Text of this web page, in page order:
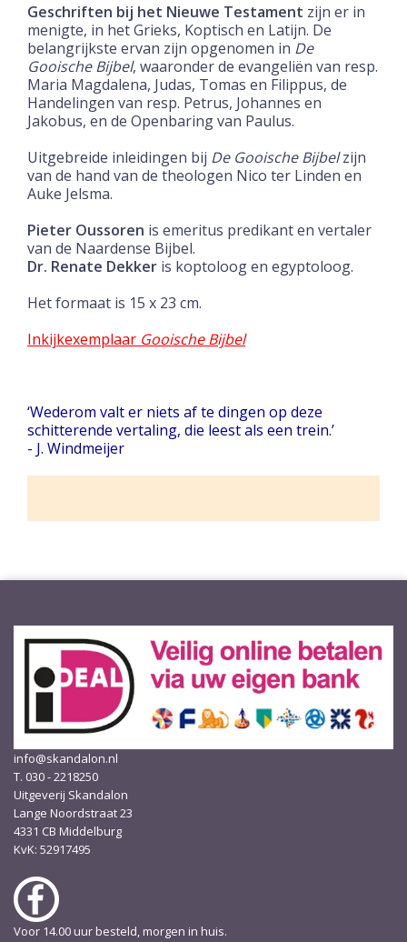
Geschriften bij het Nieuwe Testament zijn er in
menigte, in het Grieks, Koptisch en Latijn. De
belangrijkste ervan zijn opgenomen in De
Gooische Bijbel, waaronder de evangeliën van resp.
Maria Magdalena, Judas, Tomas en Filippus, de
Handelingen van resp. Petrus, Johannes en
Jakobus, en de Openbaring van Paulus.
Uitgebreide inleidingen bij De Gooische Bijbelzijn
van de hand van de theologen Nico ter Linden en
Auke Jelsma.
Pieter Oussoren is emeritus predikant en vertaler
van de Naardense Bijbel.
Dr. Renate Dekker is koptoloog en egyptoloog.
Het formaat is 15 x 23 cm.
Inkijkexemplaar Gooische Bijbel
‘Wederom valt er niets af te dingen op deze
schitterende vertaling, die leest als een trein.’
- J. Windmeijer
info@skandalon.nl
T. 030 - 2218250
Uitgeverij Skandalon
Lange Noordstraat 23
4331 CB Middelburg
KvK: 52917495
Voor 14.00 uur besteld, morgen in huis.